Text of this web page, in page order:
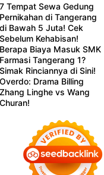
7 Tempat Sewa Gedung
Pernikahan di Tangerang
di Bawah 5 Juta! Cek
Sebelum Kehabisan!
Berapa Biaya Masuk SMK
Farmasi Tangerang 1?
Simak Rinciannya di Sini!
Overdo: Drama Billing
Zhang Linghe vs Wang
Churan!